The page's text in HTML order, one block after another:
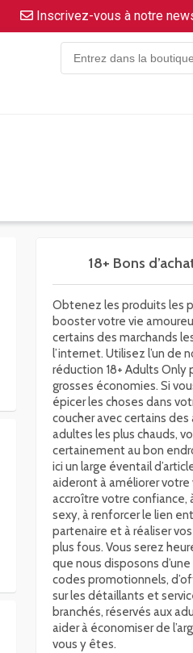
Inscrivez-vous à notre
18+ Bons
Obtenez les produits les
booster votre vie
certains des marchands
l’internet. Utilisez l’un de
réduction 18+ Adults Only
grosses économies. Si
épicer les choses dans
coucher avec certains des
adultes les plus chauds,
certainement au bon
ici un large éventail
aideront à améliorer votre
accroître votre confiance,
sexy, à renforcer le lien
partenaire et à réaliser
plus fous. Vous serez
que nous disposons
codes promotionnels,
sur les détaillants et
branchés, réservés aux
aider à économiser de
vous y êtes.